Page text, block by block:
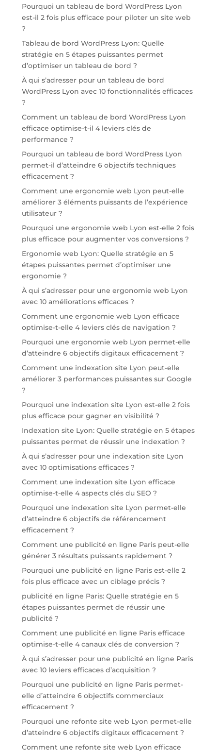
Pourquoi un tableau de bord WordPress Lyon
est-il 2 fois plus efficace pour piloter un site web
?
Tableau de bord WordPress Lyon: Quelle
stratégie en 5 étapes puissantes permet
d’optimiser un tableau de bord ?
À qui s’adresser pour un tableau de bord
WordPress Lyon avec 10 fonctionnalités efficaces
?
Comment un tableau de bord WordPress Lyon
efficace optimise-t-il 4 leviers clés de
performance ?
Pourquoi un tableau de bord WordPress Lyon
permet-il d’atteindre 6 objectifs techniques
efficacement ?
Comment une ergonomie web Lyon peut-elle
améliorer 3 éléments puissants de l’expérience
utilisateur ?
Pourquoi une ergonomie web Lyon est-elle 2 fois
plus efficace pour augmenter vos conversions ?
Ergonomie web Lyon: Quelle stratégie en 5
étapes puissantes permet d’optimiser une
ergonomie ?
À qui s’adresser pour une ergonomie web Lyon
avec 10 améliorations efficaces ?
Comment une ergonomie web Lyon efficace
optimise-t-elle 4 leviers clés de navigation ?
Pourquoi une ergonomie web Lyon permet-elle
d’atteindre 6 objectifs digitaux efficacement ?
Comment une indexation site Lyon peut-elle
améliorer 3 performances puissantes sur Google
?
Pourquoi une indexation site Lyon est-elle 2 fois
plus efficace pour gagner en visibilité ?
Indexation site Lyon: Quelle stratégie en 5 étapes
puissantes permet de réussir une indexation ?
À qui s’adresser pour une indexation site Lyon
avec 10 optimisations efficaces ?
Comment une indexation site Lyon efficace
optimise-t-elle 4 aspects clés du SEO ?
Pourquoi une indexation site Lyon permet-elle
d’atteindre 6 objectifs de référencement
efficacement ?
Comment une publicité en ligne Paris peut-elle
générer 3 résultats puissants rapidement ?
Pourquoi une publicité en ligne Paris est-elle 2
fois plus efficace avec un ciblage précis ?
publicité en ligne Paris: Quelle stratégie en 5
étapes puissantes permet de réussir une
publicité ?
Comment une publicité en ligne Paris efficace
optimise-t-elle 4 canaux clés de conversion ?
À qui s’adresser pour une publicité en ligne Paris
avec 10 leviers efficaces d’acquisition ?
Pourquoi une publicité en ligne Paris permet-
elle d’atteindre 6 objectifs commerciaux
efficacement ?
Pourquoi une refonte site web Lyon permet-elle
d’atteindre 6 objectifs digitaux efficacement ?
Comment une refonte site web Lyon efficace